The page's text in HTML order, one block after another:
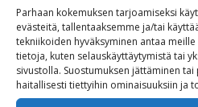
Parhaan kokemuksen tarjoamiseksi
evästeitä, tallentaaksemme ja/tai
tekniikoiden hyväksyminen antaa
tietoja, kuten selauskäyttäytymistä tai
sivustolla. Suostumuksen jättäminen
haitallisesti tiettyihin ominaisuuksiin ja
QUICK-LOCK GPS Mount